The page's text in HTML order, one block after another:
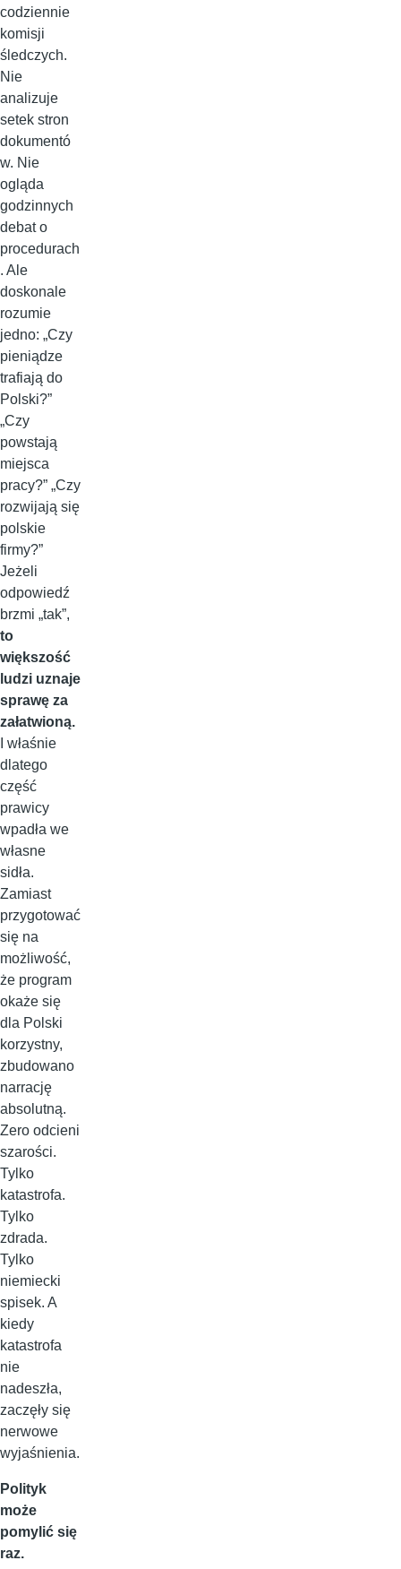
codziennie
komisji
śledczych.
Nie
analizuje
setek stron
dokumentó
w. Nie
ogląda
godzinnych
debat o
procedurach
. Ale
doskonale
rozumie
jedno: „Czy
pieniądze
trafiają do
Polski?”
„Czy
powstają
miejsca
pracy?” „Czy
rozwijają się
polskie
firmy?”
Jeżeli
odpowiedź
brzmi „tak”,
to
większość
ludzi uznaje
sprawę za
załatwioną.
I właśnie
dlatego
część
prawicy
wpadła we
własne
sidła.
Zamiast
przygotować
się na
możliwość,
że program
okaże się
dla Polski
korzystny,
zbudowano
narrację
absolutną.
Zero odcieni
szarości.
Tylko
katastrofa.
Tylko
zdrada.
Tylko
niemiecki
spisek. A
kiedy
katastrofa
nie
nadeszła,
zaczęły się
nerwowe
wyjaśnienia.
Polityk
może
pomylić się
raz.